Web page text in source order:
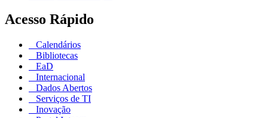
Acesso Rápido
Calendários
Bibliotecas
EaD
Internacional
Dados Abertos
Serviços de TI
Inovação